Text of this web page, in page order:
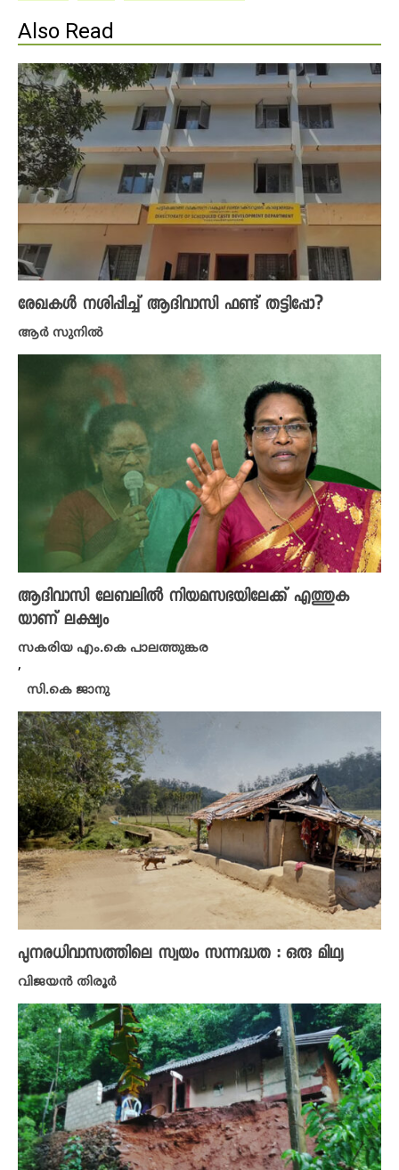
Also Read
രേഖകൾ നശിപ്പിച്ച് ആദിവാസി ഫണ്ട് തട്ടിപ്പോ?
ആർ സുനിൽ
ആദിവാസി ലേബലിൽ നിയമസഭയിലേക്ക് എത്തുക
യാണ് ലക്ഷ്യം
സകരിയ എം.കെ പാലത്തുങ്കര
,
സി.കെ ജാനു
പുനരധിവാസത്തിലെ സ്വയം സന്നദ്ധത : ഒരു മിഥ്യ
വിജയൻ തിരൂർ